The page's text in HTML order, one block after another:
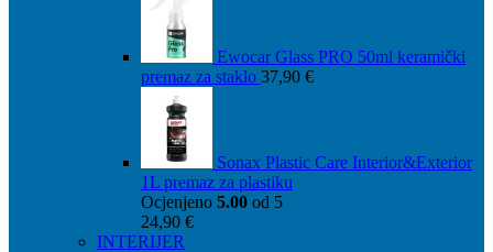
Ewocar Glass PRO 50ml keramički
premaz za staklo 37,90 €
Sonax Plastic Care Interior&Exterior
1L premaz za plastiku
Ocjenjeno 5.00 od 5
24,90 €
INTERIJER